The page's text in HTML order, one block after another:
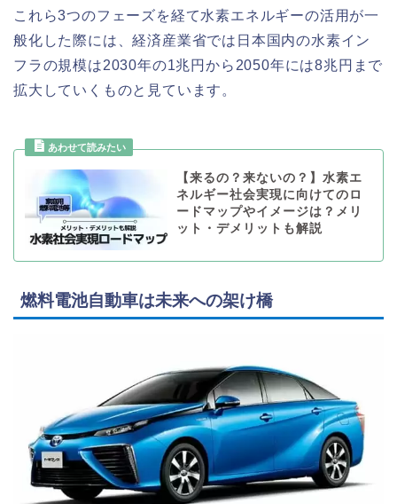
これら3つのフェーズを経て水素エネルギーの活用が一
般化した際には、経済産業省では日本国内の水素イン
フラの規模は2030年の1兆円から2050年には8兆円まで
拡大していくものと見ています。
【来るの？来ないの？】水素エ
ネルギー社会実現に向けてのロ
ードマップやイメージは？メリ
ット・デメリットも解説
燃料電池自動車は未来への架け橋